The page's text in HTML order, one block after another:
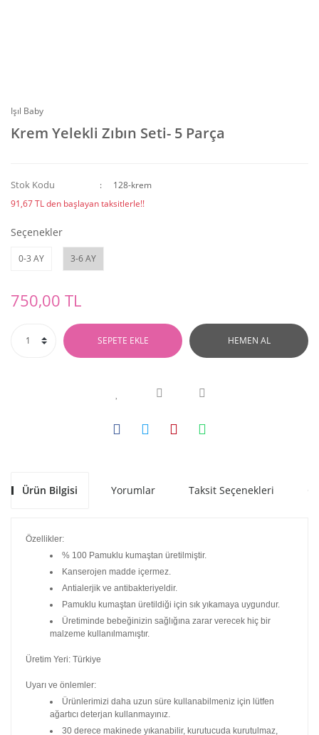
Işıl Baby
Krem Yelekli Zıbın Seti- 5 Parça
Stok Kodu
128-krem
91,67 TL den başlayan taksitlerle!!
Seçenekler
0-3 AY 3-6 AY
750,00 TL
SEPETE EKLE HEMEN AL
Ürün Bilgisi Yorumlar Taksit Seçenekleri
Özellikler:
% 100 Pamuklu kumaştan üretilmiştir.
Kanserojen madde içermez.
Antialerjik ve antibakteriyeldir.
Pamuklu kumaştan üretildiği için sık yıkamaya uygundur.
Üretiminde bebeğinizin sağlığına zarar verecek hiç bir
malzeme kullanılmamıştır.
Üretim Yeri: Türkiye
Uyarı ve önlemler:
Ürünlerimizi daha uzun süre kullanabilmeniz için lütfen
ağartıcı deterjan kullanmayınız.
30 derece makinede yıkanabilir, kurutucuda kurutulmaz,